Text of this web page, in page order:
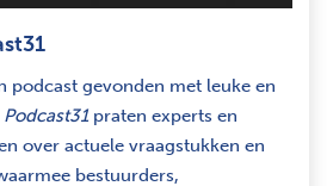
podcast gevonden met leuke en
Podcast31praten experts en
over actuele vraagstukken en
bestuurders,